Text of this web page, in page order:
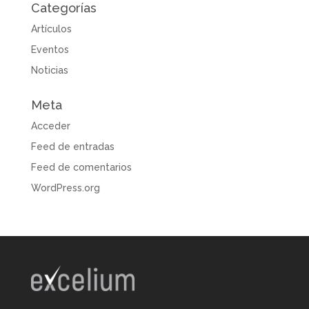
Categorías
Artículos
Eventos
Noticias
Meta
Acceder
Feed de entradas
Feed de comentarios
WordPress.org